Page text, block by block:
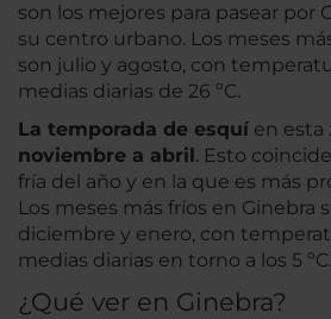
son los mejores para pasear por
su centro urbano. Los meses
son julio y agosto, con
medias diarias de 26 ºC.
La temporada de esquí en esta
noviembre a abril . Esto
fría del año y en la que es más
Los meses más fríos en Ginebra
diciembre y enero, con
medias diarias en torno a los 5 ºC.
¿Qué ver en Ginebra?